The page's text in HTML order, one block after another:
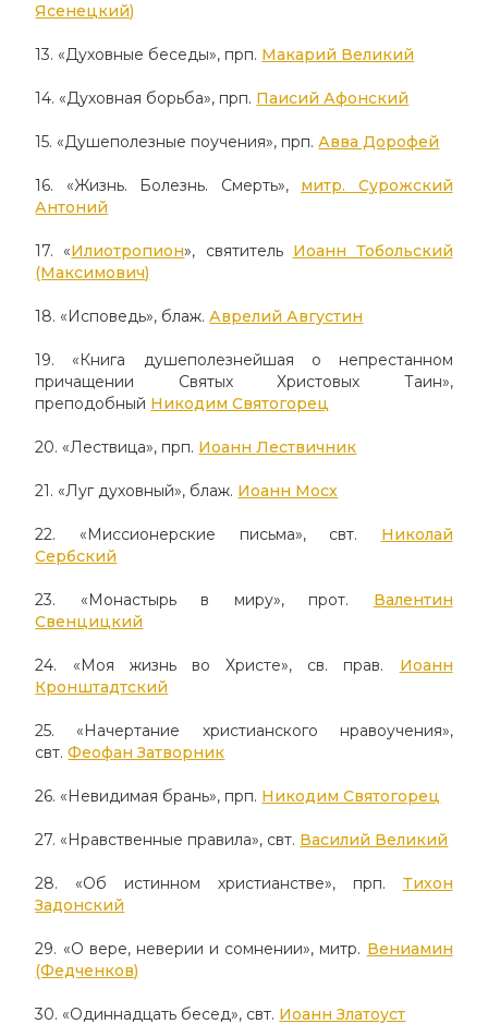
Ясенецкий)
13. «Духовные беседы», прп. Макарий Великий
14. «Духовная борьба», прп. Паисий Афонский
15. «Душеполезные поучения», прп.Авва Дорофей
16. «Жизнь. Болезнь. Смерть», митр. Сурожский
Антоний
17. «Илиотропион», святитель Иоанн Тобольский
(Максимович)
18. «Исповедь», блаж.Аврелий Августин
19. «Книга душеполезнейшая о непрестанном
причащении Святых Христовых Таин»,
преподобный Никодим Святогорец
20. «Лествица», прп. Иоанн Лествичник
21. «Луг духовный», блаж. Иоанн Мосх
22. «Миссионерские письма», свт. Николай
Сербский
23. «Монастырь в миру», прот. Валентин
Свенцицкий
24. «Моя жизнь во Христе», св. прав. Иоанн
Кронштадтский
25. «Начертание христианского нравоучения»,
свт.Феофан Затворник
26. «Невидимая брань», прп. Никодим Святогорец
27. «Нравственные правила», свт. Василий Великий
28. «Об истинном христианстве», прп. Тихон
Задонский
29. «О вере, неверии и сомнении», митр. Вениамин
(Федченков)
30. «Одиннадцать бесед», свт. Иоанн Златоуст